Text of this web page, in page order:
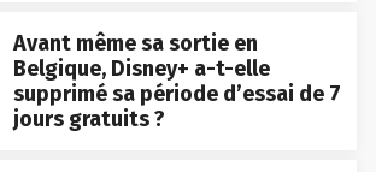
Avant même sa sortie en
Belgique, Disney+ a-t-elle
supprimé sa période d’essai de 7
jours gratuits ?